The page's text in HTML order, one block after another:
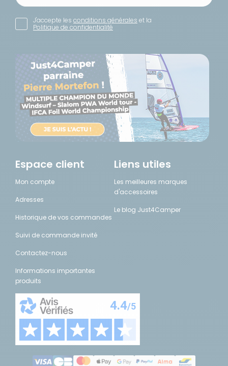
J'accepte les conditions générales et la
Politique de confidentialité
Espace client
Mon compte
Adresses
Historique de vos commandes
Suivi de commande invité
Contactez-nous
Informations importantes
produits
Liens utiles
Les meilleures marques
d'accessoires
Le blog Just4Camper